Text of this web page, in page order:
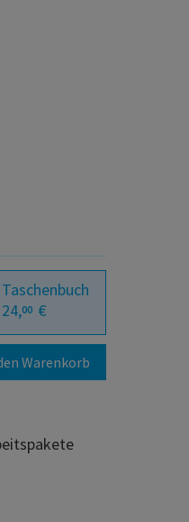
Taschenbuch
24,00 €
Warenkorb